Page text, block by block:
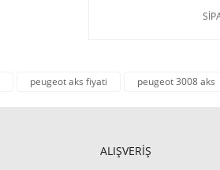
peugeot aks fiyati peugeot 3008 aks
ALIŞVERİŞ